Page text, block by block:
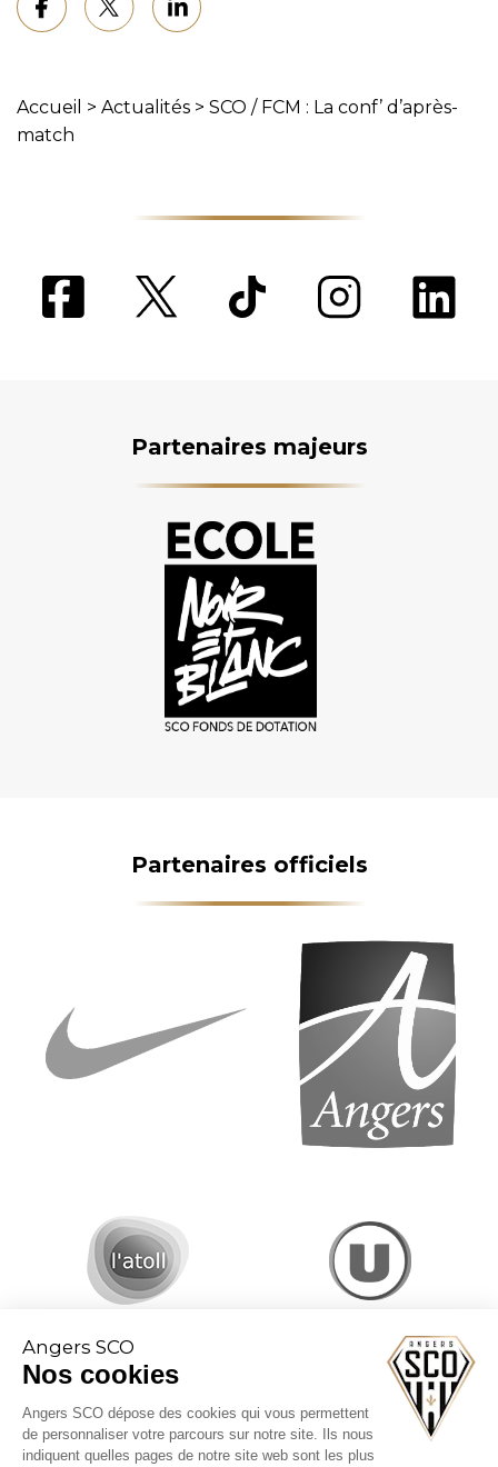
Angers SCO
Nos cookies
Angers SCO dépose des cookies qui vous permettent
de personnaliser votre parcours sur notre site. Ils nous
indiquent quelles pages de notre site web sont les plus
Accueil > Actualités > SCO / FCM : La conf’ d’après-
match
Partenaires majeurs
Partenaires officiels